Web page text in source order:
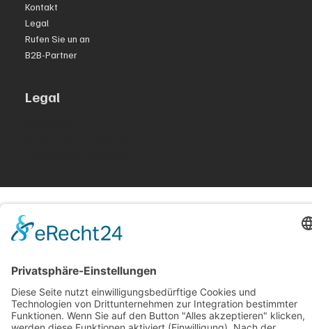
Kontakt
Legal
Rufen Sie un an
B2B-Partner
Legal